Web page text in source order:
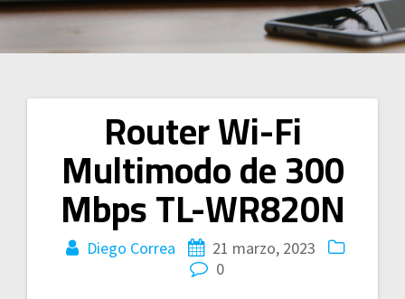
Router Wi-Fi
Multimodo de 300
Mbps TL-WR820N
Diego Correa
21 marzo, 2023
0
Navegación
entradas